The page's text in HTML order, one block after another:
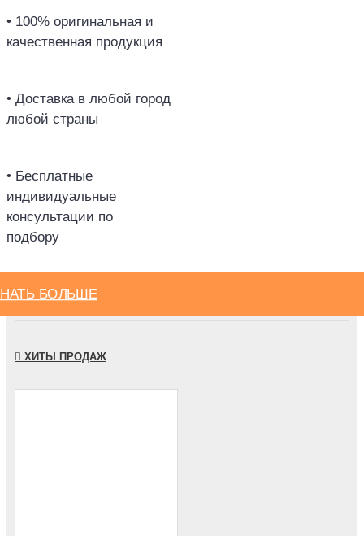
• 100% оригинальная и
качественная продукция
• Доставка в любой город
любой страны
• Бесплатные
индивидуальные
консультации по
подбору
БОЛЬШЕ
ХИТЫ ПРОДАЖ